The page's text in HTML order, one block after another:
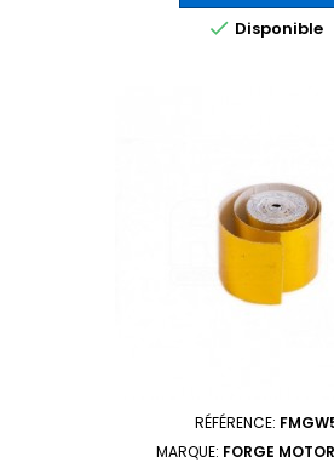
 Disponible
RÉFÉRENCE:
MARQUE: FORGE